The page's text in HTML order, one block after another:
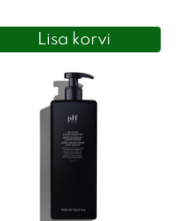
Lisa korvi